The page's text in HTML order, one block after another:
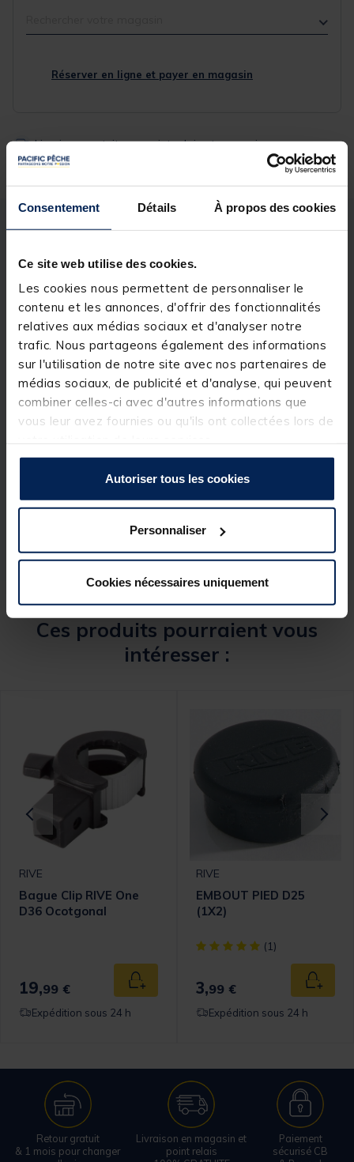
Consentement Détails À propos des cookies
Ce site web utilise des cookies.
Les cookies nous permettent de personnaliser le
contenu et les annonces, d'offrir des fonctionnalités
relatives aux médias sociaux et d'analyser notre
trafic. Nous partageons également des informations
sur l'utilisation de notre site avec nos partenaires de
médias sociaux, de publicité et d'analyse, qui peuvent
combiner celles-ci avec d'autres informations que
vous leur avez fournies ou qu'ils ont collectées lors de
Autoriser tous les cookies
Personnaliser
Cookies nécessaires uniquement
Réserver en ligne et payer en magasin
Livraison gratuite en point relais et magasin
Retour gratuit, 1 mois pour changer d’avis
Description Spécifications
Description & détails
Description
BAGUE CLIP ONE D25 - TROU OCTOGONAL (1X2)
Marque
RIVE
Ces produits pourraient vous
intéresser :
panier
RIVE
Bague Clip RIVE One
D36 Ocotgonal
19,99 € Ajouter au panier
Expédition sous 24 h
RIVE
EMBOUT PIED D25
(1X2)
[object Object] out of 5
(1)
3,99 €
Expédition sous 24 h
Retour gratuit
& 1 mois pour changer
Livraison en magasin et
point relais
Paiement
sécurisé CB